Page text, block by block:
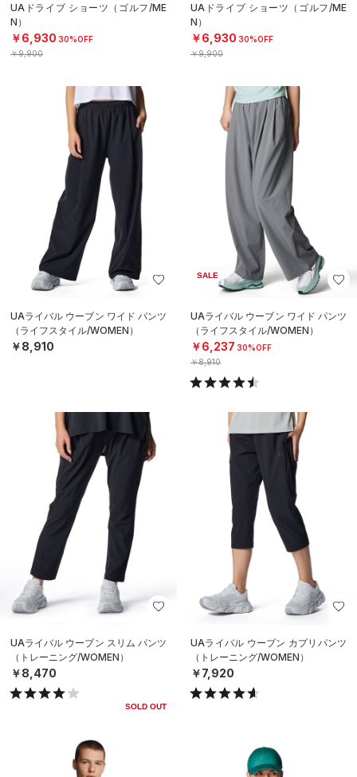
UAドライブ ショーツ（ゴルフ/ME
N）
￥6,930 30%OFF
￥9,900
UAドライブ ショーツ（ゴルフ/ME
N）
￥6,930 30%OFF
￥9,900
UAライバル ウーブン ワイド パンツ
（ライフスタイル/WOMEN）
￥8,910
SALE
UAライバル ウーブン ワイド パンツ
（ライフスタイル/WOMEN）
￥6,237 30%OFF
￥8,910
UAライバル ウーブン スリム パンツ
（トレーニング/WOMEN）
￥8,470
SOLD OUT
UAライバル ウーブン カプリパンツ
（トレーニング/WOMEN）
￥7,920